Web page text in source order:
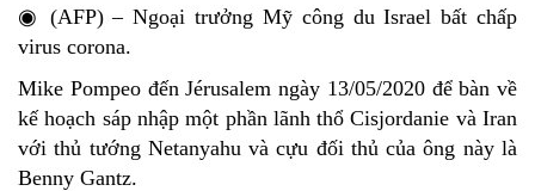
◉ (AFP) – Ngoại trưởng Mỹ công du Israel bất chấp
virus corona.
Mike Pompeo đến Jérusalem ngày 13/05/2020 để bàn về
kế hoạch sáp nhập một phần lãnh thổ Cisjordanie và Iran
với thủ tướng Netanyahu và cựu đối thủ của ông này là
Benny Gantz.